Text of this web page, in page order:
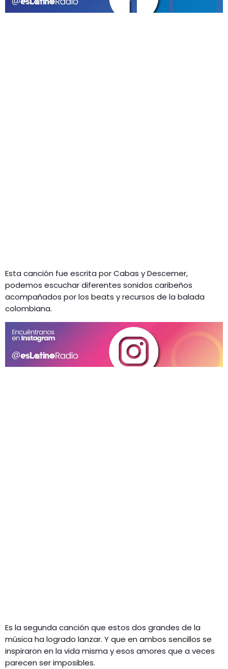
Esta canción fue escrita por Cabas y Descemer,
podemos escuchar diferentes sonidos caribeños
acompañados por los beats y recursos de la balada
colombiana.
Es la segunda canción que estos dos grandes de la
música ha logrado lanzar. Y que en ambos sencillos se
inspiraron en la vida misma y esos amores que a veces
parecen ser imposibles.